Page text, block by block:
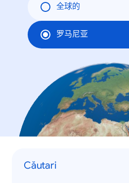
全球的
罗马尼亚
Căutari